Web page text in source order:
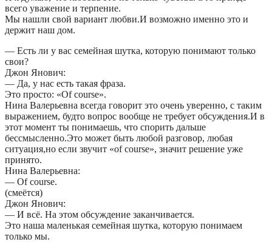
всего уважение и терпение.
Мы нашли свой вариант любви.И возможно именно это и
держит наш дом.
— Есть ли у вас семейная шутка, которую понимают только
свои?
Джон Янович:
— Да, у нас есть такая фраза.
Это просто: «Of course».
Нина Валерьевна всегда говорит это очень уверенно, с таким
выражением, будто вопрос вообще не требует обсуждения.И в
этот момент ты понимаешь, что спорить дальше
бессмысленно.Это может быть любой разговор, любая
ситуация,но если звучит «of course», значит решение уже
принято.
Нина Валерьевна:
— Of course.
(смеётся)
Джон Янович:
— И всё. На этом обсуждение заканчивается.
Это наша маленькая семейная шутка, которую понимаем
только мы.